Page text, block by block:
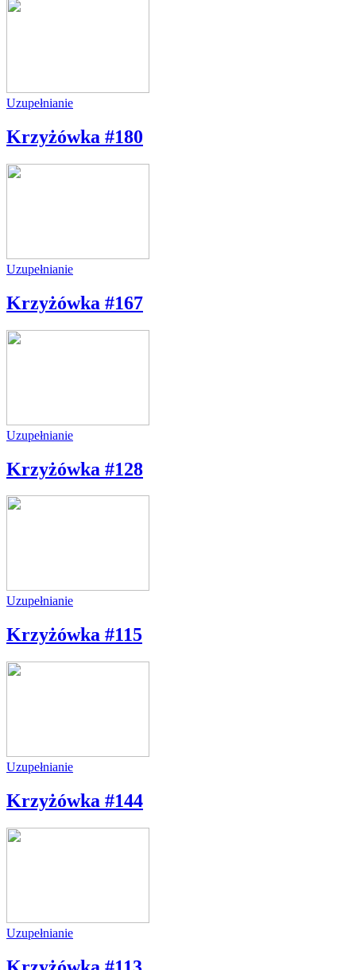
Uzupełnianie
Krzyżówka #180
Uzupełnianie
Krzyżówka #167
Uzupełnianie
Krzyżówka #128
Uzupełnianie
Krzyżówka #115
Uzupełnianie
Krzyżówka #144
Uzupełnianie